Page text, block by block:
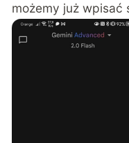
możemy już wpisać